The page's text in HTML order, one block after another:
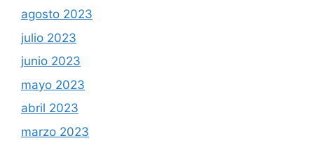
agosto 2023
julio 2023
junio 2023
mayo 2023
abril 2023
marzo 2023